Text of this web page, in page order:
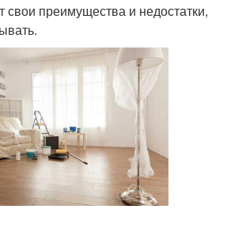
свои преимущества и недостатки,